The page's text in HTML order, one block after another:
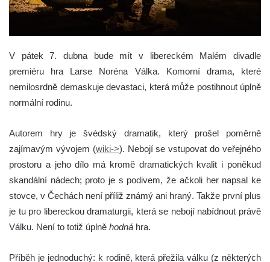
V pátek 7. dubna bude mít v libereckém Malém divadle
premiéru hra Larse Noréna Válka. Komorní drama, které
nemilosrdně demaskuje devastaci, která může postihnout úplně
normální rodinu.
Autorem hry je švédský dramatik, který prošel poměrně
zajímavým vývojem (wiki->). Nebojí se vstupovat do veřejného
prostoru a jeho dílo má kromě dramatických kvalit i poněkud
skandální nádech; proto je s podivem, že ačkoli her napsal ke
stovce, v Čechách není příliž známý ani hraný. Takže první plus
je tu pro libereckou dramaturgii, která se nebojí nabídnout právě
Válku. Není to totiž úplně hodná hra.
Příběh je jednoduchý: k rodině, která přežila válku (z některých